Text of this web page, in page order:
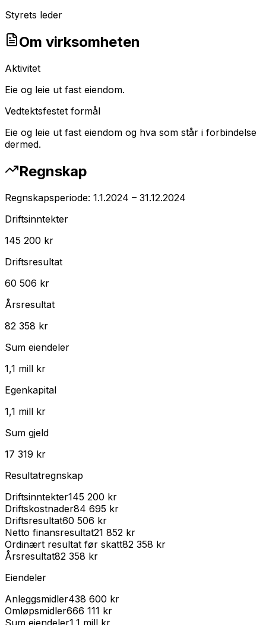
Styrets leder
Om virksomheten
Aktivitet
Eie og leie ut fast eiendom.
Vedtektsfestet formål
Eie og leie ut fast eiendom og hva som står i forbindelse
dermed.
Regnskap
Regnskapsperiode: 1.1.2024 – 31.12.2024
Driftsinntekter
145 200 kr
Driftsresultat
60 506 kr
Årsresultat
82 358 kr
Sum eiendeler
1,1 mill kr
Egenkapital
1,1 mill kr
Sum gjeld
17 319 kr
Resultatregnskap
Driftsinntekter145 200 kr
Driftskostnader84 695 kr
Driftsresultat60 506 kr
Netto finansresultat21 852 kr
Ordinært resultat før skatt82 358 kr
Årsresultat82 358 kr
Eiendeler
Anleggsmidler438 600 kr
Omløpsmidler666 111 kr
Sum eiendeler1,1 mill kr